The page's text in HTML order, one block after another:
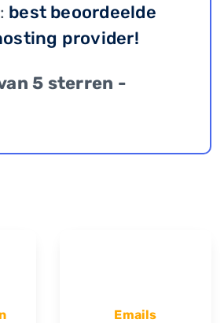
best beoordeelde
provider!
5 sterren -
Emails